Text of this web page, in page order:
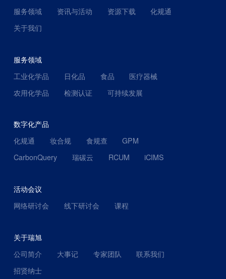
服务领域
资讯与活动 资源下载
化规通
关于我们
服务领域
工业化学品
日化品 食品
医疗器械
农用化学品
检测认证 可持续发展
数字化产品
化规通
妆合规 食规查
GPM
CarbonQuery
瑞碳云 RCUM iCIMS
活动会议
网络研讨会
线下研讨会 课程
关于瑞旭
公司简介
大事记 专家团队
联系我们
招贤纳士